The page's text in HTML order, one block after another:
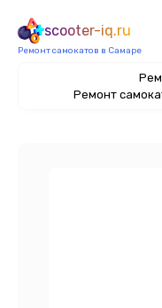
scooter-iq.ru
Ремонт самокатов в Самаре
Ремонт